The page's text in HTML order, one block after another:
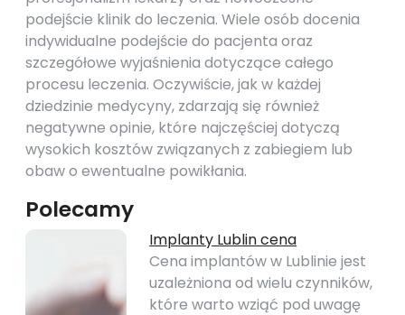
podejście klinik do leczenia. Wiele osób docenia
indywidualne podejście do pacjenta oraz
szczegółowe wyjaśnienia dotyczące całego
procesu leczenia. Oczywiście, jak w każdej
dziedzinie medycyny, zdarzają się również
negatywne opinie, które najczęściej dotyczą
wysokich kosztów związanych z zabiegiem lub
obaw o ewentualne powikłania.
Polecamy
Implanty Lublin cena
Cena implantów w Lublinie jest
uzależniona od wielu czynników,
które warto wziąć pod uwagę